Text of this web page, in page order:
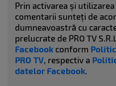
Prin activarea și
comentarii sunteți de
dumneavoastră cu
prelucrate de PRO TV
Facebook conform
PRO TV, respectiv a
datelor Facebook.